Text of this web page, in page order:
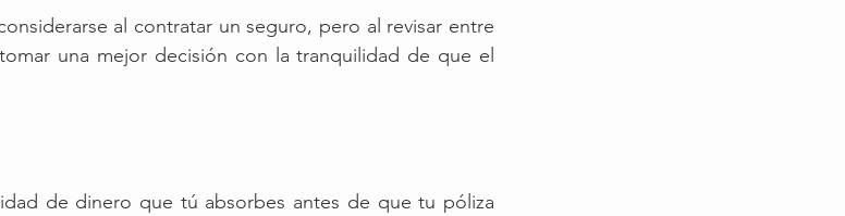
al contratar un seguro, pero al revisar entre
una mejor decisión con la tranquilidad de que el
de dinero que tú absorbes antes de que tu póliza